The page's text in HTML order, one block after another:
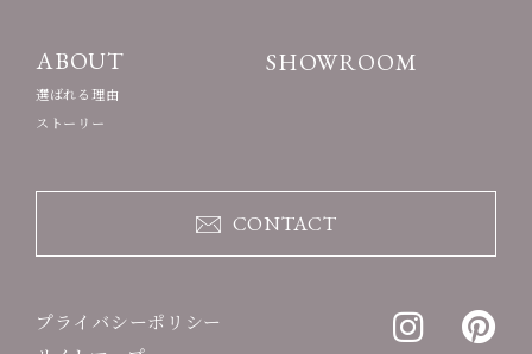
ABOUT
選ばれる理由
ストーリー
SHOWROOM
CONTACT
プライバシーポリシー